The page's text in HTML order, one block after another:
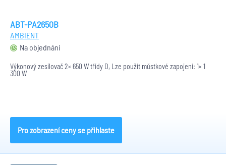
ABT-PA2650B
AMBIENT
Na objednání
Výkonový zesilovač 2× 650 W třídy D, Lze použít můstkové zapojení: 1× 1
300 W
Pro zobrazení ceny se přihlaste